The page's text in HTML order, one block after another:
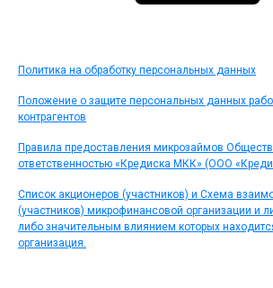
Политика на обработку персональных данных
Положение о защите персональных данных
контрагентов
Правила предоставления микрозаймов
ответственностью «Кредиска МКК» (ООО
Список акционеров (участников) и Схема
(участников) микрофинансовой организации и
либо значительным влиянием которых
организация.